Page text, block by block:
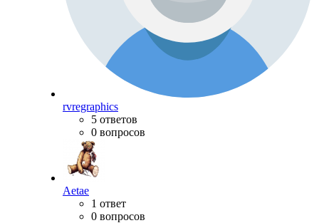
rvregraphics
5 ответов
0 вопросов
Aetae
1 ответ
0 вопросов